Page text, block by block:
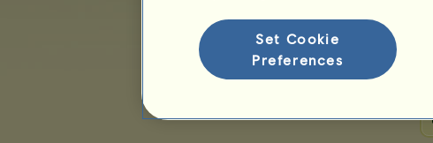
Set Cookie
Preferences